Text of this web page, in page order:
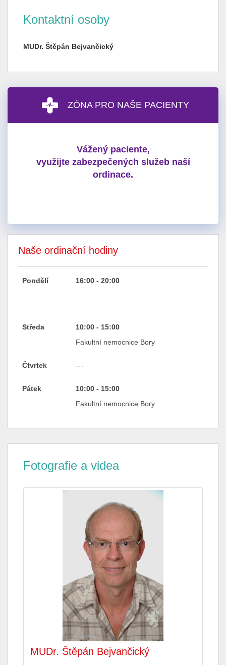
Kontaktní osoby
MUDr. Štěpán Bejvančický
ZÓNA PRO NAŠE PACIENTY
Vážený paciente,
využijte zabezpečených služeb naší
ordinace.
Naše ordinační hodiny
Pondělí 16:00 - 20:00
Středa
10:00 - 15:00
Fakultní nemocnice Bory
Čtvrtek ---
Pátek
10:00 - 15:00
Fakultní nemocnice Bory
Fotografie a videa
MUDr. Štěpán Bejvančický